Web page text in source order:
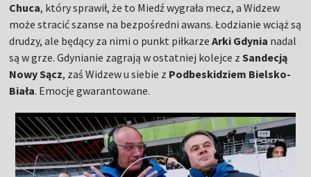
Chuca, który sprawił, że to Miedź wygrała mecz, a Widzew
może stracić szanse na bezpośredni awans. Łodzianie wciąż są
drudzy, ale będący za nimi o punkt piłkarzeArki Gdynia nadal
są w grze. Gdynianie zagrają w ostatniej kolejce zSandecją
Nowy Sącz, zaś Widzew u siebie z Podbeskidziem Bielsko-
Biała. Emocje gwarantowane.